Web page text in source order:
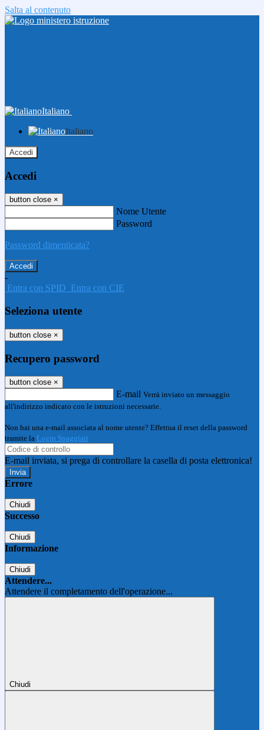
Salta al contenuto
Italiano
Italiano
Accedi
Accedi
button close ×
Nome Utente
Password
Password dimenticata?
-
Entra con SPID Entra con CIE
Seleziona utente
button close ×
Recupero password
button close ×
E-mail Verrà inviato un messaggio
all'indirizzo indicato con le istruzioni necessarie.
Non hai una e-mail associata al nome utente? Effettua il reset della password
tramite la Login Spaggiari
E-mail inviata, si prega di controllare la casella di posta elettronica!
Errore
Chiudi
Successo
Chiudi
Informazione
Chiudi
Attendere...
Attendere il completamento dell'operazione...
Chiudi